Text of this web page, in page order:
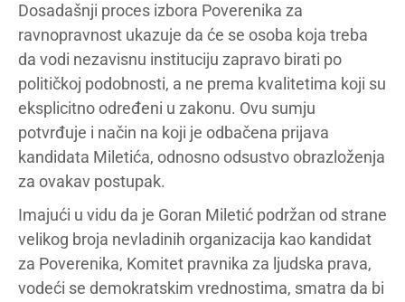
Dosadašnji proces izbora Poverenika za
ravnopravnost ukazuje da će se osoba koja treba
da vodi nezavisnu instituciju zapravo birati po
političkoj podobnosti, a ne prema kvalitetima koji su
eksplicitno određeni u zakonu. Ovu sumju
potvrđuje i način na koji je odbačena prijava
kandidata Miletića, odnosno odsustvo obrazloženja
za ovakav postupak.
Imajući u vidu da je Goran Miletić podržan od strane
velikog broja nevladinih organizacija kao kandidat
za Poverenika, Komitet pravnika za ljudska prava,
vodeći se demokratskim vrednostima, smatra da bi